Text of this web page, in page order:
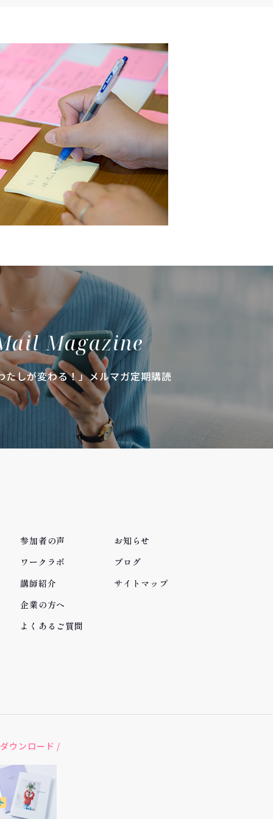
Magazine
たしが変わる！」メルマガ定期購読
参加者の声
ワークラボ
講師紹介
企業の方へ
よくあるご質問
お知らせ
ブログ
サイトマップ
ウンロード /